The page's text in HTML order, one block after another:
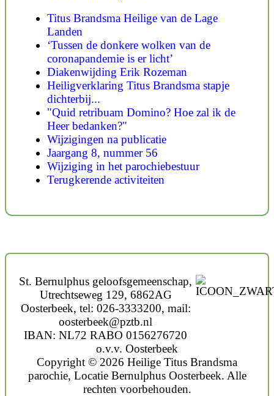
Titus Brandsma Heilige van de Lage
Landen
‘Tussen de donkere wolken van de
coronapandemie is er licht’
Diakenwijding Erik Rozeman
Heiligverklaring Titus Brandsma stapje
dichterbij...
"Quid retribuam Domino? Hoe zal ik de
Heer bedanken?"
Wijzigingen na publicatie
Jaargang 8, nummer 56
Wijziging in het parochiebestuur
Terugkerende activiteiten
St. Bernulphus geloofsgemeenschap,
Utrechtseweg 129, 6862AG
Oosterbeek, tel: 026-3333200, mail:
oosterbeek@pztb.nl
IBAN: NL72 RABO 0156276720
o.v.v. Oosterbeek
Copyright © 2026 Heilige Titus Brandsma
parochie, Locatie Bernulphus Oosterbeek. Alle
rechten voorbehouden.